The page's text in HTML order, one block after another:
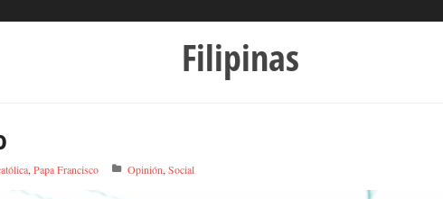
Filipinas
, Papa Francisco Opinión, Social